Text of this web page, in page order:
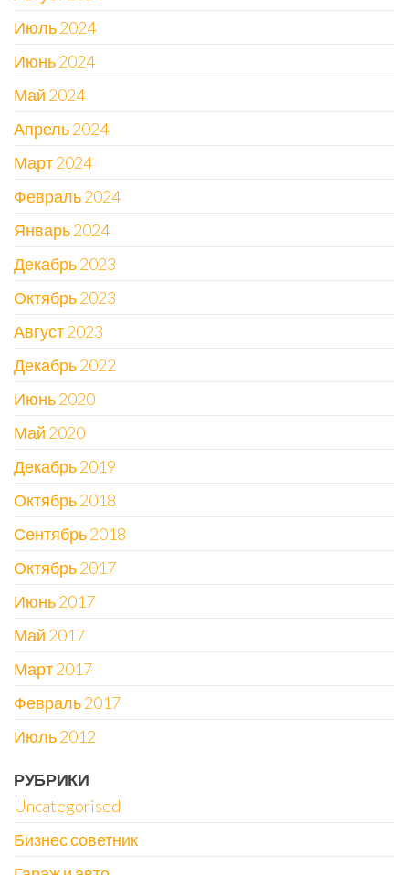
Июль 2024
Июнь 2024
Май 2024
Апрель 2024
Март 2024
Февраль 2024
Январь 2024
Декабрь 2023
Октябрь 2023
Август 2023
Декабрь 2022
Июнь 2020
Май 2020
Декабрь 2019
Октябрь 2018
Сентябрь 2018
Октябрь 2017
Июнь 2017
Май 2017
Март 2017
Февраль 2017
Июль 2012
РУБРИКИ
Uncategorised
Бизнес советник